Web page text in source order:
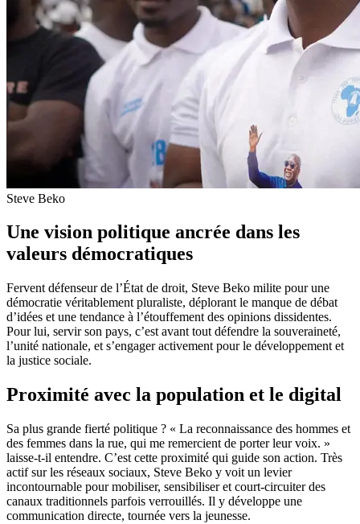
Steve Beko
Une vision politique ancrée dans les
valeurs démocratiques
Fervent défenseur de l’État de droit, Steve Beko milite pour une
démocratie véritablement pluraliste, déplorant le manque de débat
d’idées et une tendance à l’étouffement des opinions dissidentes.
Pour lui, servir son pays, c’est avant tout défendre la souveraineté,
l’unité nationale, et s’engager activement pour le développement et
la justice sociale.
Proximité avec la population et le digital
Sa plus grande fierté politique ? « La reconnaissance des hommes et
des femmes dans la rue, qui me remercient de porter leur voix. »
laisse-t-il entendre. C’est cette proximité qui guide son action. Très
actif sur les réseaux sociaux, Steve Beko y voit un levier
incontournable pour mobiliser, sensibiliser et court-circuiter des
canaux traditionnels parfois verrouillés. Il y développe une
communication directe, tournée vers la jeunesse.